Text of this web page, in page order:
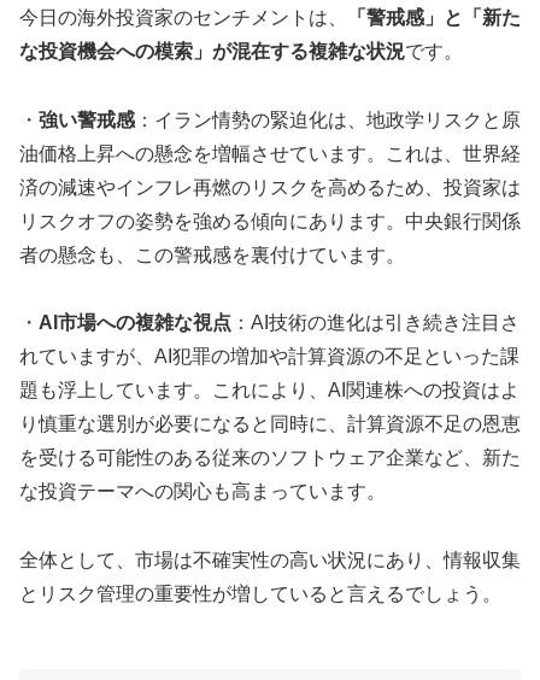
今日の海外投資家のセンチメントは、
「警戒感」と「新た
な投資機会への模索」が混在する複雑な状況です。
・ 強い警戒感 ：イラン情勢の緊迫化は、地政学リスクと原
油価格上昇への懸念を増幅させています。これは、世界経
済の減速やインフレ再燃のリスクを高めるため、投資家は
リスクオフの姿勢を強める傾向にあります。中央銀行関係
者の懸念も、この警戒感を裏付けています。
・ AI市場への複雑な視点 ：AI技術の進化は引き続き注目さ
れていますが、AI犯罪の増加や計算資源の不足といった課
題も浮上しています。これにより、AI関連株への投資はよ
り慎重な選別が必要になると同時に、計算資源不足の恩恵
を受ける可能性のある従来のソフトウェア企業など、新た
な投資テーマへの関心も高まっています。
全体として、市場は不確実性の高い状況にあり、情報収集
とリスク管理の重要性が増していると言えるでしょう。